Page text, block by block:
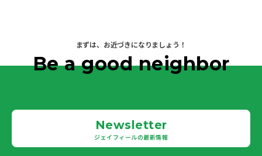
まずは、お近づきになりましょう！
Be a good neighbor
Newsletter
ジェイフィールの最新情報